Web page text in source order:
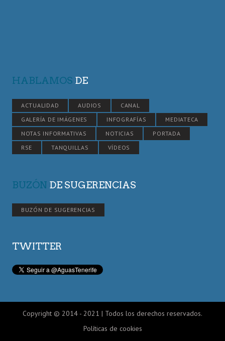
HABLAMOS DE
ACTUALIDAD AUDIOS
CANAL
GALERÍA DE IMÁGENES
INFOGRAFÍAS
MEDIATECA
NOTAS INFORMATIVAS
NOTICIAS
PORTADA
RSE
TANQUILLAS VÍDEOS
BUZÓN DE SUGERENCIAS
BUZÓN DE SUGERENCIAS
TWITTER
Copyright © 2014 - 2021 | Todos los derechos reservados.
Políticas de cookies